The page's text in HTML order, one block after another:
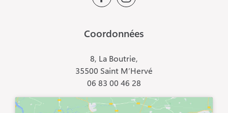
Coordonnées
8, La Boutrie,
35500 Saint M’Hervé
06 83 00 46 28